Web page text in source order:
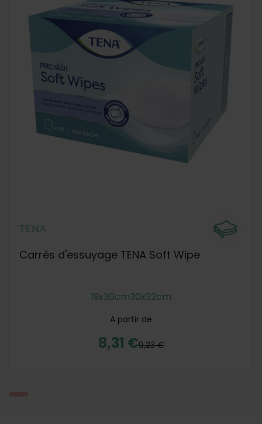
TENA
Carrés d'essuyage TENA Soft Wipe
19x30cm30x32cm
A partir de
8,31 €9,23 €